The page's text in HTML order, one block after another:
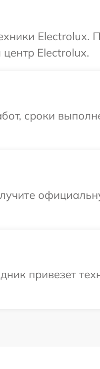
Electrolux.
Electrolux.
сроки
привезет